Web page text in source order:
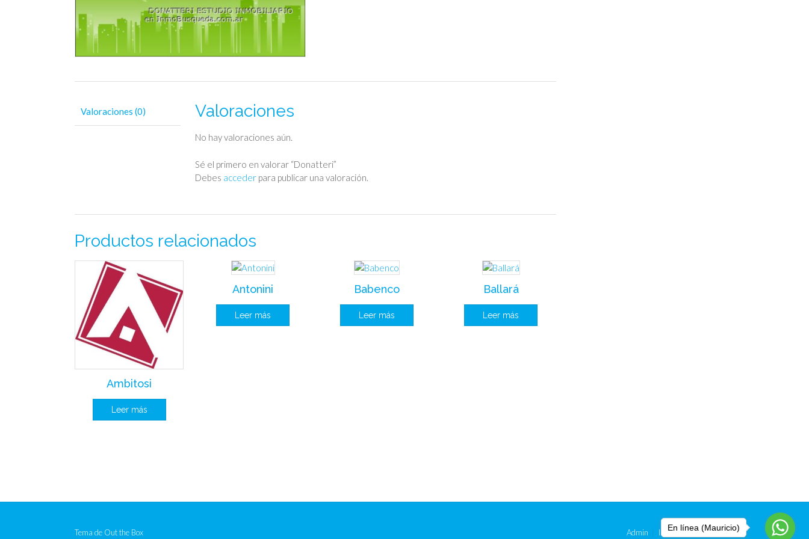
Valoraciones (0) Valoraciones
No hay valoraciones aún.
Sé el primero en valorar “Donatteri”
Debes acceder para publicar una valoración.
Productos relacionados
Ambitosi
Leer más
Antonini
Leer más
Babenco
Leer más
Ballará
Leer más
Tema de Out the Box Admin Inmobiliarias Tienda
En línea (Mauricio)